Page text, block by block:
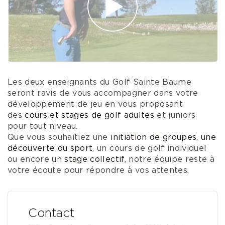
Les deux enseignants du Golf Sainte Baume
seront ravis de vous accompagner dans votre
développement de jeu en vous proposant
descours et stages de golf adultes et juniors
pour tout niveau.
Que vous souhaitiez une initiation de groupes, une
découverte du sport, un cours de golf individuel
ou encore unstage collectif, notre équipe reste à
votre écoute pour répondre à vos attentes.
Contact